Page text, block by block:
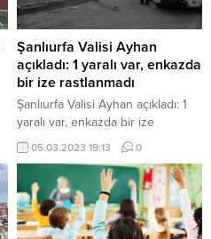
Şanlıurfa Valisi Ayhan
açıkladı: 1 yaralı var, enkazda
bir ize rastlanmadı
Şanlıurfa Valisi Ayhan açıkladı: 1
yaralı var, enkazda bir ize
rastlanmadı
05.03.2023 19:13 0